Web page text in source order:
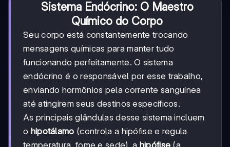
Sistema Endócrino: O Maestro
Químico do Corpo
Seu corpo está constantemente trocando
mensagens químicas para manter tudo
funcionando perfeitamente. O sistema
endócrino é o responsável por esse trabalho,
enviando hormônios pela corrente sanguínea
até atingirem seus destinos específicos.
As principais glândulas desse sistema incluem
o hipotálamo (controla a hipófise e regula